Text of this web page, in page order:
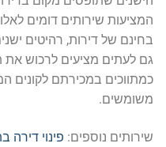
המציעות שירותים דומים לאלו
בחינם של דירות, רהיטים
גם לעתים מציעים לרכוש
כמתווכים במכירתם לקונים
משומשים.
שירותים נוספים: פינוי דירה